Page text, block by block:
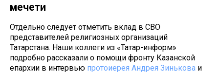
мечети
Отдельно следует отметить вклад в СВО
представителей религиозных организаций
Татарстана. Наши коллеги из «Татар-информ»
подробно рассказали о помощи фронту Казанской
епархии в интервью протоиерея Андрея Зинькова и